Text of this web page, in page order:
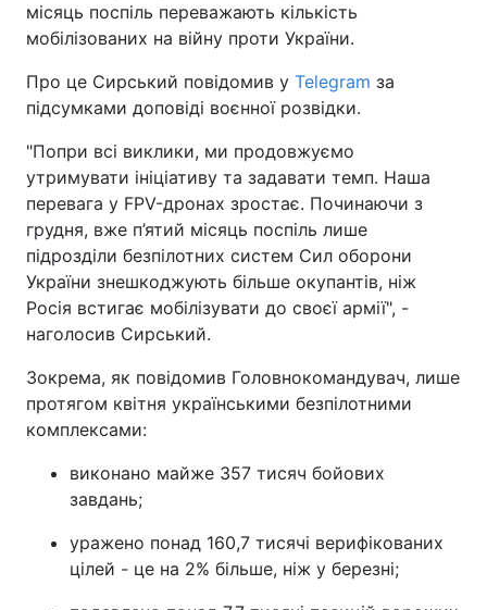
місяць поспіль переважають кількість
мобілізованих на війну проти України.
Про це Сирський повідомив у Telegram за
підсумками доповіді воєнної розвідки.
"Попри всі виклики, ми продовжуємо
утримувати ініціативу та задавати темп. Наша
перевага у FPV-дронах зростає. Починаючи з
грудня, вже п’ятий місяць поспіль лише
підрозділи безпілотних систем Сил оборони
України знешкоджують більше окупантів, ніж
Росія встигає мобілізувати до своєї армії", -
наголосив Сирський.
Зокрема, як повідомив Головнокомандувач, лише
протягом квітня українськими безпілотними
комплексами:
виконано майже 357 тисяч бойових
завдань;
уражено понад 160,7 тисячі верифікованих
цілей - це на 2% більше, ніж у березні;